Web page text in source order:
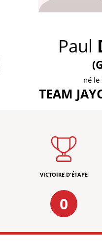
Paul
né
TEAM
VICTOIRE D'ÉTAPE
0